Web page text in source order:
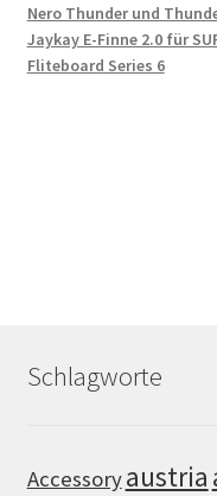
Nero Thunder und
Jaykay E-Finne 2.0 für
Fliteboard Series 6
Schlagworte
Accessoryaustria